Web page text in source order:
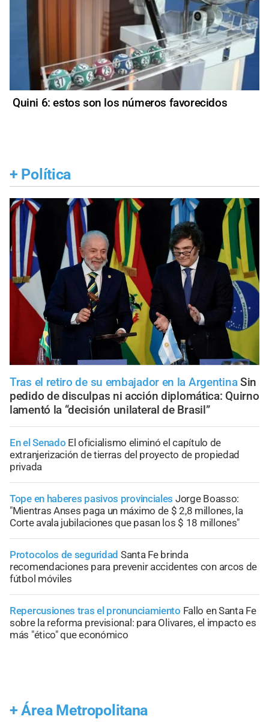
Quini 6: estos son los números favorecidos
+ Política
Tras el retiro de su embajador en la Argentina Sin
pedido de disculpas ni acción diplomática: Quirno
lamentó la “decisión unilateral de Brasil”
En el Senado El oficialismo eliminó el capítulo de
extranjerización de tierras del proyecto de propiedad
privada
Tope en haberes pasivos provinciales Jorge Boasso:
"Mientras Anses paga un máximo de $ 2,8 millones, la
Corte avala jubilaciones que pasan los $ 18 millones"
Protocolos de seguridad Santa Fe brinda
recomendaciones para prevenir accidentes con arcos de
fútbol móviles
Repercusiones tras el pronunciamiento Fallo en Santa Fe
sobre la reforma previsional: para Olivares, el impacto es
más "ético" que económico
+ Área Metropolitana